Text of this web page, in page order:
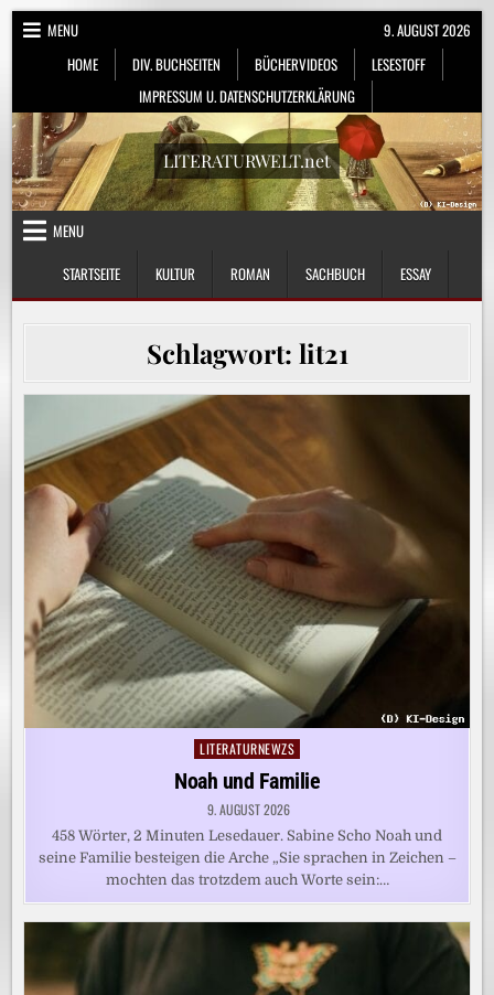
Skip
MENU
HOME
DIV. BUCHSEITEN BÜCHERVIDEOS
LESESTOFF
IMPRESSUM U. DATENSCHUTZERKLÄRUNG
9. AUGUST 2026
LITERATURWELT.net
MENU
STARTSEITE
KULTUR ROMAN SACHBUCH ESSAY
Schlagwort: lit21
Posted
LITERATURNEWZS
Noah und Familie
9. AUGUST 2026
458 Wörter, 2 Minuten Lesedauer. Sabine Scho Noah und
seine Familie besteigen die Arche „Sie sprachen in Zeichen –
mochten das trotzdem auch Worte sein:…